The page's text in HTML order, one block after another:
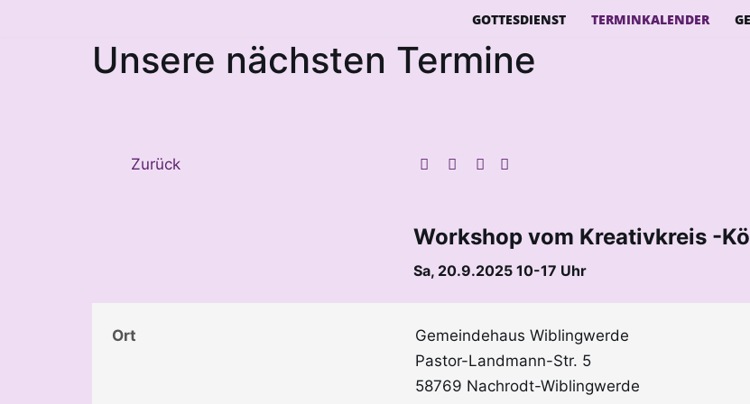
GOTTESDIENST TERMINKALENDER
Unsere nächsten Termine
Zurück
Workshop vom Kreativkreis -
Sa, 20.9.2025 10-17 Uhr
Ort
Gemeindehaus Wiblingwerde
Pastor-Landmann-Str. 5
58769 Nachrodt-Wiblingwerde